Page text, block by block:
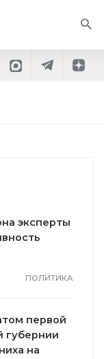
эксперты
ПОЛИТИКА
первой
губернии
на